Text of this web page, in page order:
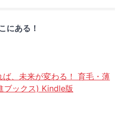
にある！
、未来が変わる！ 育毛・薄
ブックス) Kindle版